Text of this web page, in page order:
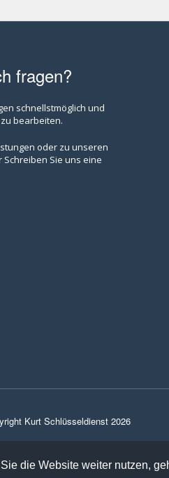
die Website weiter nutzen,
fragen?
schnellstmöglich und
bearbeiten.
oder zu unseren
Schreiben Sie uns eine
Kurt Schlüsseldienst 2026